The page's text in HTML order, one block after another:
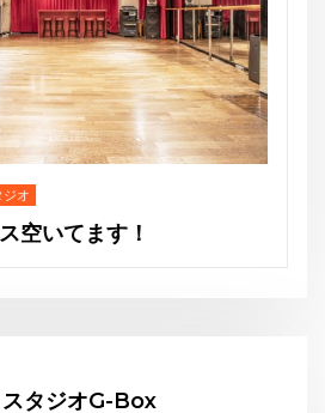
スタジオG-Box
Website:https://gbox-tango.com